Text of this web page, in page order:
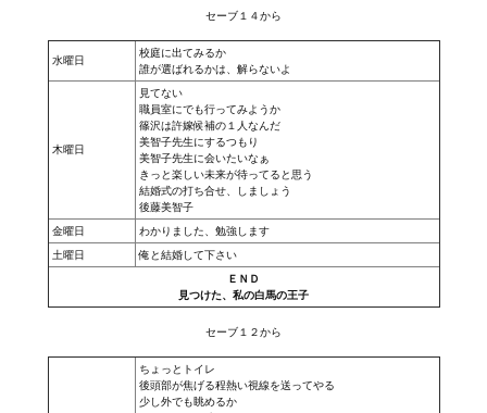
セーブ１４から
水曜日
校庭に出てみるか
誰が選ばれるかは、解らないよ
木曜日
見てない
職員室にでも行ってみようか
篠沢は許嫁候補の１人なんだ
美智子先生にするつもり
美智子先生に会いたいなぁ
きっと楽しい未来が待ってると思う
結婚式の打ち合せ、しましょう
後藤美智子
金曜日
わかりました、勉強します
土曜日
俺と結婚して下さい
ＥＮＤ
見つけた、私の白馬の王子
セーブ１２から
ちょっとトイレ
後頭部が焦げる程熱い視線を送ってやる
少し外でも眺めるか